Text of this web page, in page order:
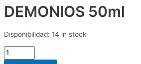
DEMONIOS 50ml
Disponibilidad: 14 in stock